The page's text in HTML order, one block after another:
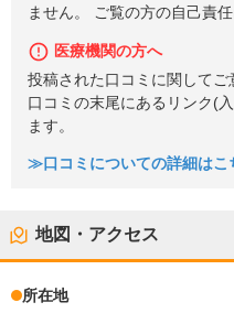
ません。 ご覧の方の自己責
医療機関の方へ
投稿された口コミに関して
口コミの末尾にあるリンク(
ます。
≫口コミについての詳細はこ
地図・アクセス
所在地